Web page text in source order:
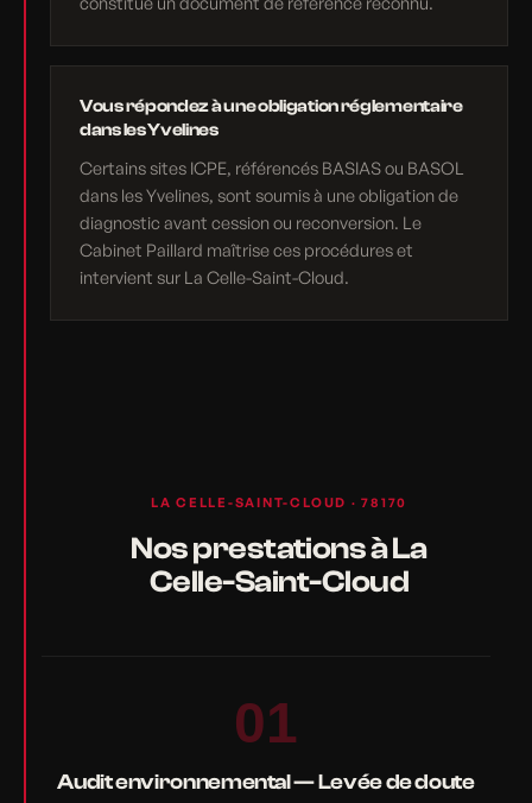
Vous répondez à une obligation réglementaire
dans les Yvelines
Certains sites ICPE, référencés BASIAS ou BASOL
dans les Yvelines, sont soumis à une obligation de
diagnostic avant cession ou reconversion. Le
Cabinet Paillard maîtrise ces procédures et
intervient sur La Celle-Saint-Cloud.
LA CELLE-SAINT-CLOUD · 78170
Nos prestations à La
Celle-Saint-Cloud
01
Audit environnemental — Levée de doute